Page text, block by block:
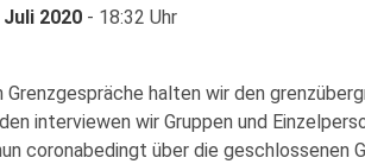
Juli 2020 - 18:32 Uhr
Grenzgespräche halten wir den
interviewen wir Gruppen und
coronabedingt über die geschlossenen